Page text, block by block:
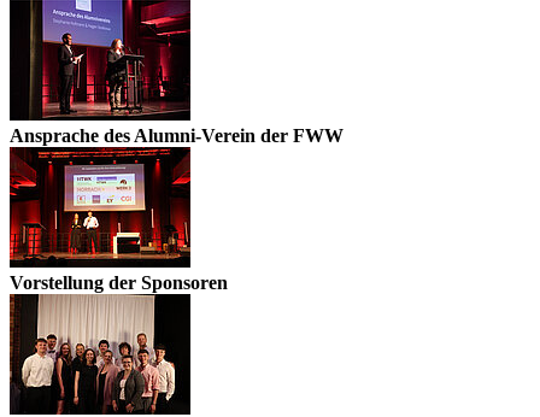
Ansprache des Alumni-Verein der FWW
Vorstellung der Sponsoren